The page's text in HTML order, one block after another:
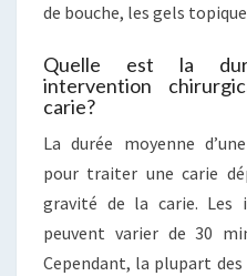
de bouche, les gels
Quelle est la
intervention
carie?
La durée moyenne
pour traiter une carie
gravité de la carie. Les
peuvent varier de 30
Cependant, la plupart